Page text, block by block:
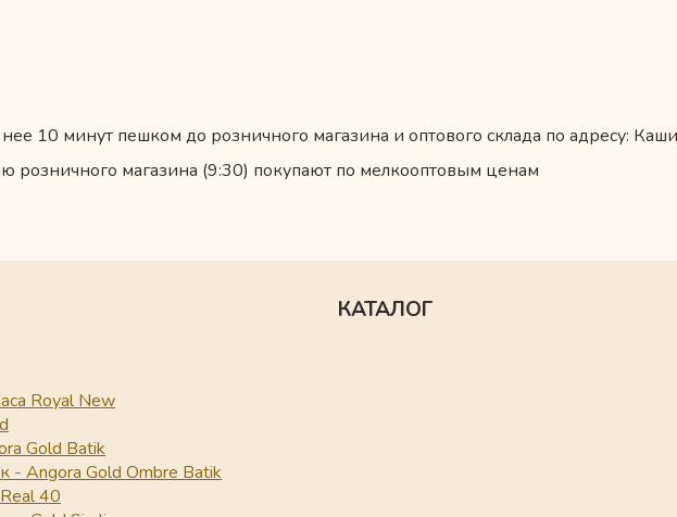
10 минут пешком до розничного магазина и оптового склада по адресу:
розничного магазина (9:30) покупают по мелкооптовым ценам
КАТАЛОГ
Royal New
Gold Batik
- Angora Gold Ombre Batik
40